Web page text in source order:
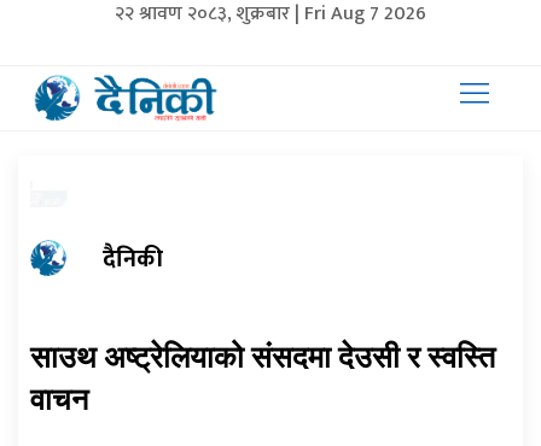
२२ श्रावण २०८३, शुक्रबार | Fri Aug 7 2026
दैनिकी
साउथ अष्ट्रेलियाको संसदमा देउसी र स्वस्ति
वाचन